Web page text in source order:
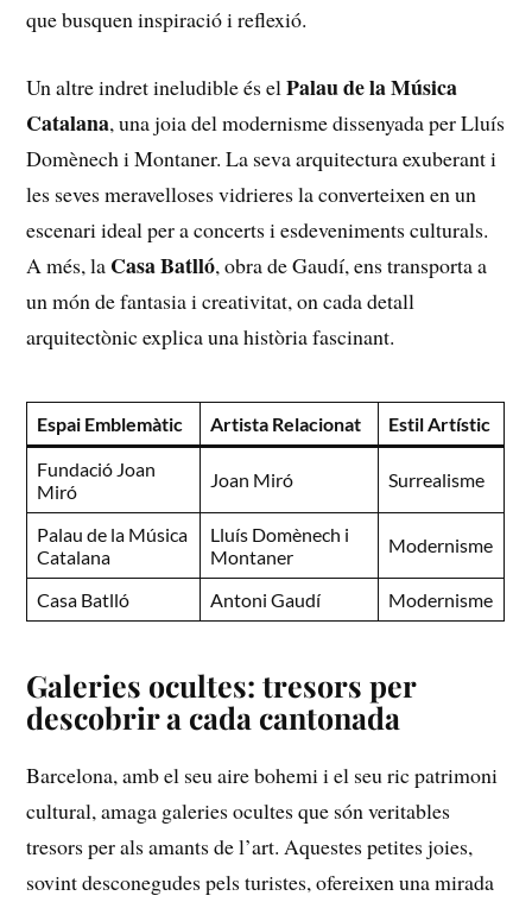
⁢que busquen ⁢inspiració i reflexió.
Un altre indret ineludible és elPalau de ⁢la Música
Catalana, una ⁣joia del modernisme dissenyada per⁤ Lluís
Domènech i‌ Montaner. La seva arquitectura exuberant i
les seves meravelloses vidrieres la converteixen en un
escenari ‌ideal per a concerts i esdeveniments culturals.
A més, ⁢la Casa Batlló, obra de Gaudí, ens transporta a
‍un món de fantasia i creativitat, on cada detall
arquitectònic explica‍ una història fascinant.
Espai Emblemàtic Artista Relacionat
Estil Artístic
Fundació Joan
Miró
Joan ⁣Miró Surrealisme
Palau de la Música
Catalana
Lluís Domènech i
Montaner
Modernisme
Casa Batlló Antoni Gaudí Modernisme
Galeries ocultes: tresors⁣ per
descobrir⁤ a cada cantonada
Barcelona, amb el seu aire ​bohemi⁢ i el seu ric patrimoni
cultural, amaga galeries ocultes⁣ que són veritables
tresors per als amants de l’art. Aquestes petites joies,
sovint desconegudes pels turistes, ofereixen una mirada